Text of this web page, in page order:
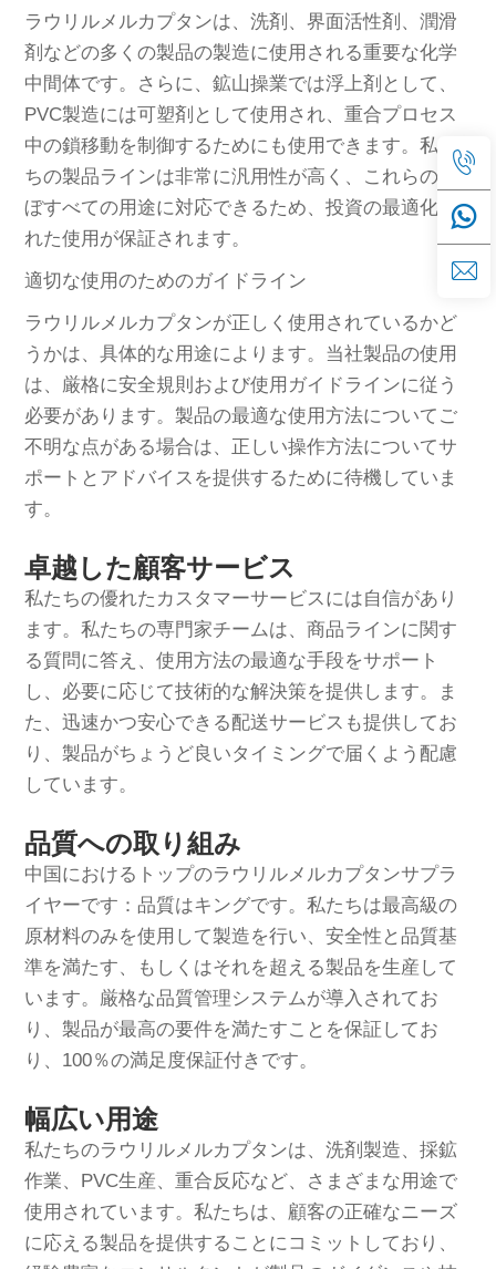
ラウリルメルカプタンは、洗剤、界面活性剤、潤滑
剤などの多くの製品の製造に使用される重要な化学
中間体です。さらに、鉱山操業では浮上剤として、
PVC製造には可塑剤として使用され、重合プロセス
中の鎖移動を制御するためにも使用できます。私た
ちの製品ラインは非常に汎用性が高く、これらのほ
ぼすべての用途に対応できるため、投資の最適化さ
れた使用が保証されます。
適切な使用のためのガイドライン
ラウリルメルカプタンが正しく使用されているかど
うかは、具体的な用途によります。当社製品の使用
は、厳格に安全規則および使用ガイドラインに従う
必要があります。製品の最適な使用方法についてご
不明な点がある場合は、正しい操作方法についてサ
ポートとアドバイスを提供するために待機していま
す。
卓越した顧客サービス
私たちの優れたカスタマーサービスには自信があり
ます。私たちの専門家チームは、商品ラインに関す
る質問に答え、使用方法の最適な手段をサポート
し、必要に応じて技術的な解決策を提供します。ま
た、迅速かつ安心できる配送サービスも提供してお
り、製品がちょうど良いタイミングで届くよう配慮
しています。
品質への取り組み
中国におけるトップのラウリルメルカプタンサプラ
イヤーです：品質はキングです。私たちは最高級の
原材料のみを使用して製造を行い、安全性と品質基
準を満たす、もしくはそれを超える製品を生産して
います。厳格な品質管理システムが導入されてお
り、製品が最高の要件を満たすことを保証してお
り、100％の満足度保証付きです。
幅広い用途
私たちのラウリルメルカプタンは、洗剤製造、採鉱
作業、PVC生産、重合反応など、さまざまな用途で
使用されています。私たちは、顧客の正確なニーズ
に応える製品を提供することにコミットしており、